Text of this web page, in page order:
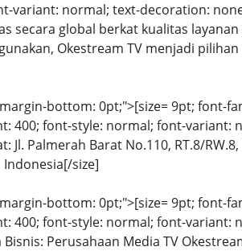
variant: normal; text-decoration:
secara global berkat kualitas
Okestream TV menjadi
bottom: 0pt;">[size= 9pt; font-
400; font-style: normal; font-variant:
Palmerah Barat No.110, RT.8/
Indonesia[/size]
bottom: 0pt;">[size= 9pt; font-
400; font-style: normal; font-variant:
Perusahaan Media TV